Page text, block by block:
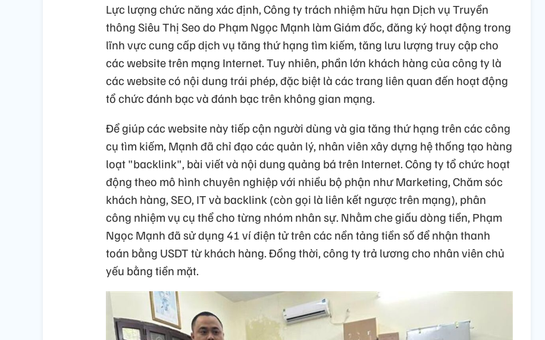
Lực lượng chức năng xác định, Công ty trách nhiệm hữu hạn Dịch vụ Truyền
thông Siêu Thị Seo do Phạm Ngọc Mạnh làm Giám đốc, đăng ký hoạt động trong
lĩnh vực cung cấp dịch vụ tăng thứ hạng tìm kiếm, tăng lưu lượng truy cập cho
các website trên mạng Internet. Tuy nhiên, phần lớn khách hàng của công ty là
các website có nội dung trái phép, đặc biệt là các trang liên quan đến hoạt động
tổ chức đánh bạc và đánh bạc trên không gian mạng.
Để giúp các website này tiếp cận người dùng và gia tăng thứ hạng trên các công
cụ tìm kiếm, Mạnh đã chỉ đạo các quản lý, nhân viên xây dựng hệ thống tạo hàng
loạt "backlink", bài viết và nội dung quảng bá trên Internet. Công ty tổ chức hoạt
động theo mô hình chuyên nghiệp với nhiều bộ phận như Marketing, Chăm sóc
khách hàng, SEO, IT và backlink (còn gọi là liên kết ngược trên mạng), phân
công nhiệm vụ cụ thể cho từng nhóm nhân sự. Nhằm che giấu dòng tiền, Phạm
Ngọc Mạnh đã sử dụng 41 ví điện tử trên các nền tảng tiền số để nhận thanh
toán bằng USDT từ khách hàng. Đồng thời, công ty trả lương cho nhân viên chủ
yếu bằng tiền mặt.